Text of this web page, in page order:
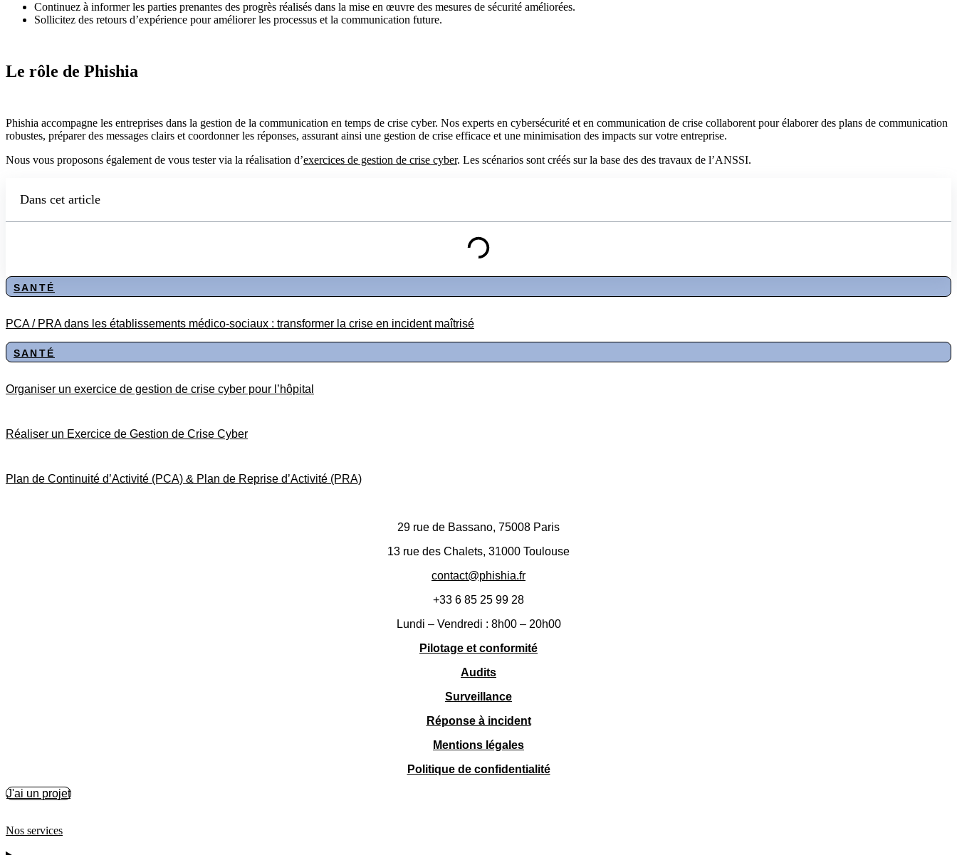
Continuez à informer les parties prenantes des progrès réalisés dans la mise en œuvre des mesures de sécurité améliorées.
Sollicitez des retours d’expérience pour améliorer les processus et la communication future.
Le rôle de Phishia
Phishia accompagne les entreprises dans la gestion de la communication en temps de crise cyber. Nos experts en cybersécurité et en communication de crise collaborent pour élaborer des plans de communication
robustes, préparer des messages clairs et coordonner les réponses, assurant ainsi une gestion de crise efficace et une minimisation des impacts sur votre entreprise.
Nous vous proposons également de vous tester via la réalisation d’exercices de gestion de crise cyber. Les scénarios sont créés sur la base des des travaux de l’ANSSI.
Dans cet article
SANTÉ
PCA / PRA dans les établissements médico-sociaux : transformer la crise en incident maîtrisé
SANTÉ
Organiser un exercice de gestion de crise cyber pour l’hôpital
Réaliser un Exercice de Gestion de Crise Cyber
Plan de Continuité d’Activité (PCA) & Plan de Reprise d’Activité (PRA)
29 rue de Bassano, 75008 Paris
13 rue des Chalets, 31000 Toulouse
contact@phishia.fr
+33 6 85 25 99 28
Lundi – Vendredi : 8h00 – 20h00
Pilotage et conformité
Audits
Surveillance
Réponse à incident
Mentions légales
Politique de confidentialité
J'ai un projet
Nos services